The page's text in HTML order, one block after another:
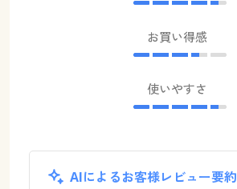
お買い得感
使いやすさ
AIによるお客様レビュー要約